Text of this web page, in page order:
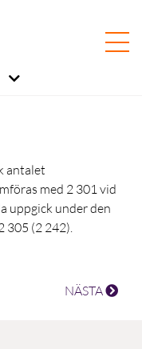
antalet
med 2 301vid
uppgick under den
305 (2 242).
NÄSTA